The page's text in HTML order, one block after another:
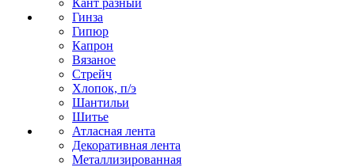
Кант разный
Гинза
Гипюр
Капрон
Вязаное
Стрейч
Хлопок, п/э
Шантильи
Шитье
Атласная лента
Декоративная лента
Металлизированная